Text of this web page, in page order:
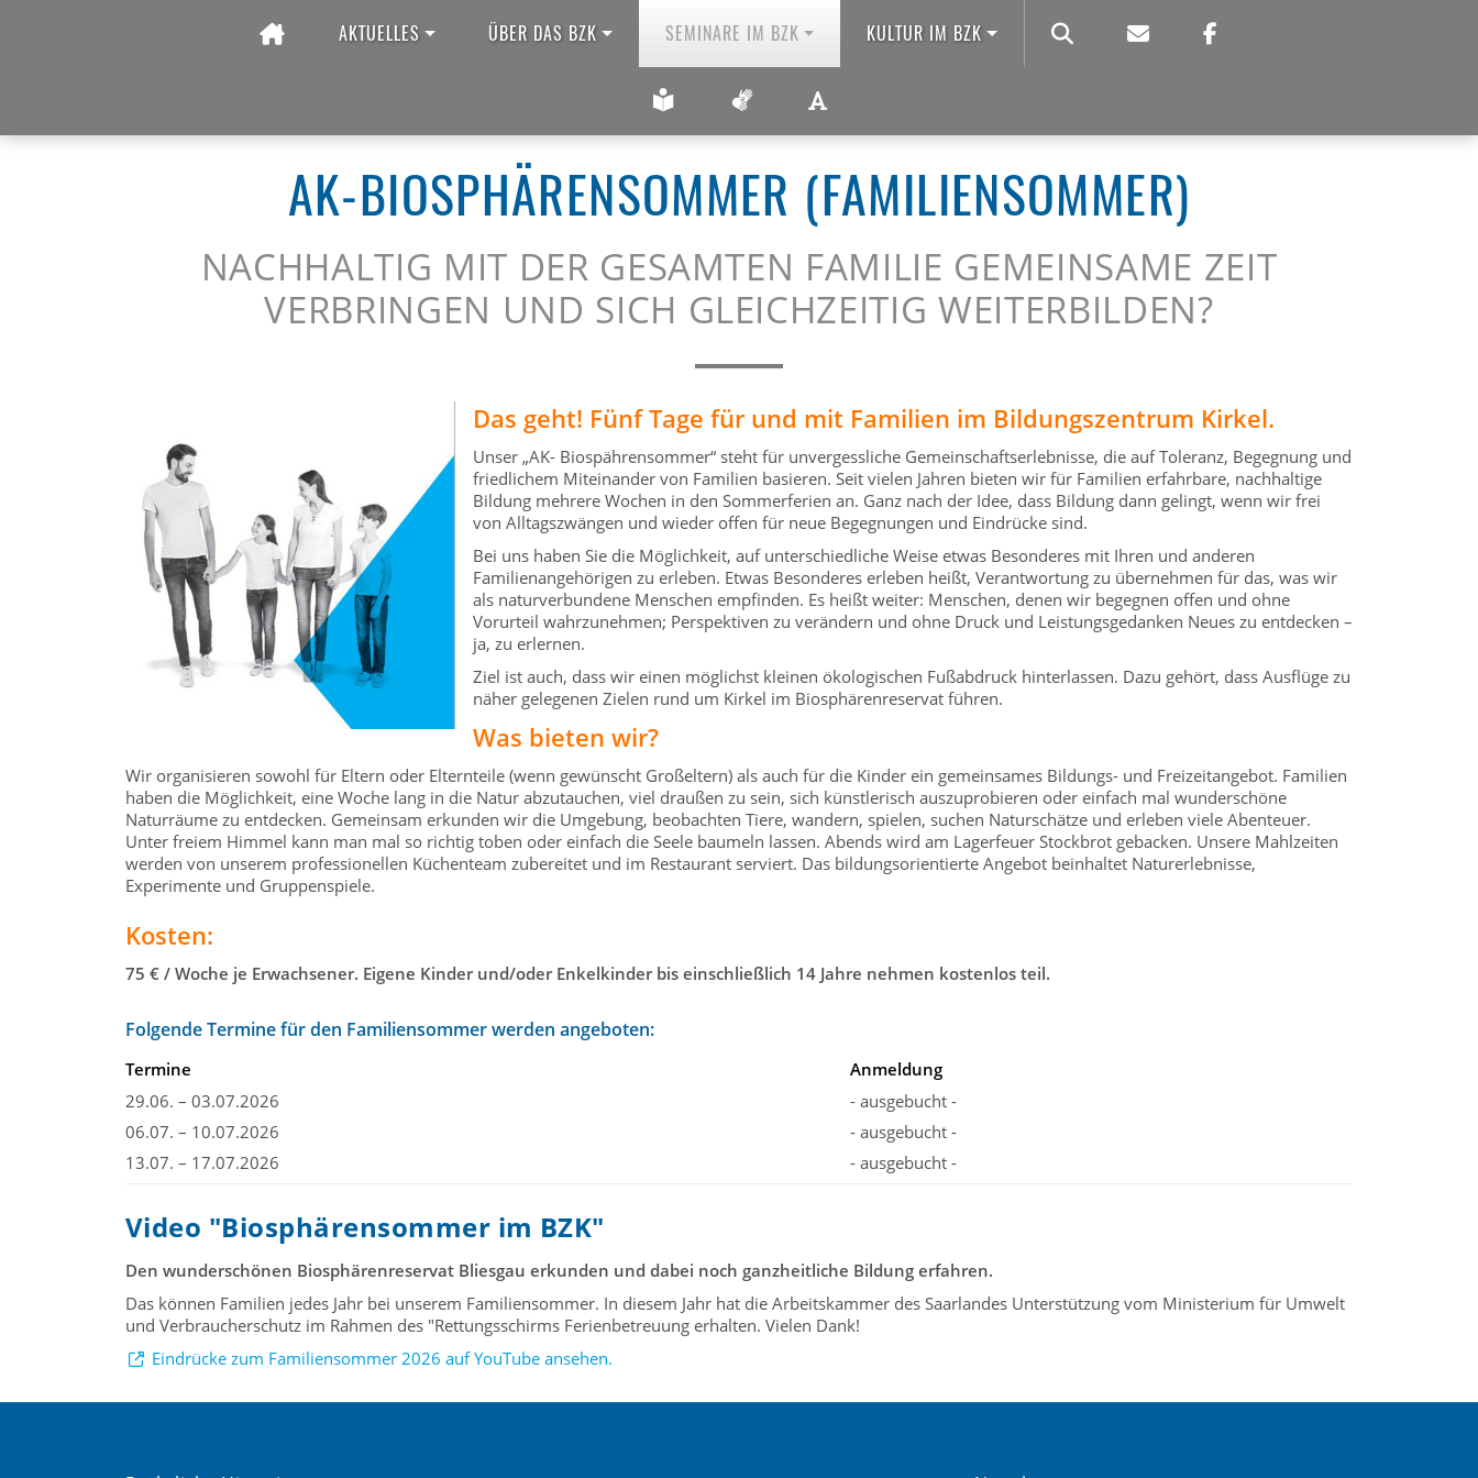
AKTUELLES ÜBER DAS BZK SEMINARE IM BZK KULTUR IM BZK
AK-BIOSPHÄRENSOMMER (FAMILIENSOMMER)
NACHHALTIG MIT DER GESAMTEN FAMILIE GEMEINSAME ZEIT
VERBRINGEN UND SICH GLEICHZEITIG WEITERBILDEN?
Das geht! Fünf Tage für und mit Familien im Bildungszentrum Kirkel.
Unser „AK- Biospährensommer“ steht für unvergessliche Gemeinschaftserlebnisse, die auf Toleranz, Begegnung und
friedlichem Miteinander von Familien basieren. Seit vielen Jahren bieten wir für Familien erfahrbare, nachhaltige
Bildung mehrere Wochen in den Sommerferien an. Ganz nach der Idee, dass Bildung dann gelingt, wenn wir frei
von Alltagszwängen und wieder offen für neue Begegnungen und Eindrücke sind.
Bei uns haben Sie die Möglichkeit, auf unterschiedliche Weise etwas Besonderes mit Ihren und anderen
Familienangehörigen zu erleben. Etwas Besonderes erleben heißt, Verantwortung zu übernehmen für das, was wir
als naturverbundene Menschen empfinden. Es heißt weiter: Menschen, denen wir begegnen offen und ohne
Vorurteil wahrzunehmen; Perspektiven zu verändern und ohne Druck und Leistungsgedanken Neues zu entdecken –
ja, zu erlernen.
Ziel ist auch, dass wir einen möglichst kleinen ökologischen Fußabdruck hinterlassen. Dazu gehört, dass Ausflüge zu
näher gelegenen Zielen rund um Kirkel im Biosphärenreservat führen.
Was bieten wir?
Wir organisieren sowohl für Eltern oder Elternteile (wenn gewünscht Großeltern) als auch für die Kinder ein gemeinsames Bildungs- und Freizeitangebot. Familien
haben die Möglichkeit, eine Woche lang in die Natur abzutauchen, viel draußen zu sein, sich künstlerisch auszuprobieren oder einfach mal wunderschöne
Naturräume zu entdecken. Gemeinsam erkunden wir die Umgebung, beobachten Tiere, wandern, spielen, suchen Naturschätze und erleben viele Abenteuer.
Unter freiem Himmel kann man mal so richtig toben oder einfach die Seele baumeln lassen. Abends wird am Lagerfeuer Stockbrot gebacken. Unsere Mahlzeiten
werden von unserem professionellen Küchenteam zubereitet und im Restaurant serviert. Das bildungsorientierte Angebot beinhaltet Naturerlebnisse,
Experimente und Gruppenspiele.
Kosten:
75 € / Woche je Erwachsener. Eigene Kinder und/oder Enkelkinder bis einschließlich 14 Jahre nehmen kostenlos teil.
Folgende Termine für den Familiensommer werden angeboten:
Termine
Anmeldung
29.06. – 03.07.2026
- ausgebucht -
06.07. – 10.07.2026
- ausgebucht -
13.07. – 17.07.2026
- ausgebucht -
Video "Biosphärensommer im BZK"
Den wunderschönen Biosphärenreservat Bliesgau erkunden und dabei noch ganzheitliche Bildung erfahren.
Das können Familien jedes Jahr bei unserem Familiensommer. In diesem Jahr hat die Arbeitskammer des Saarlandes Unterstützung vom Ministerium für Umwelt
und Verbraucherschutz im Rahmen des "Rettungsschirms Ferienbetreuung erhalten. Vielen Dank!
Eindrücke zum Familiensommer 2026 auf YouTube ansehen.